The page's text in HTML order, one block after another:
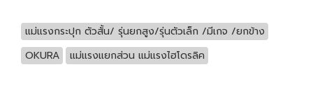
แม่แรงกระปุก ตัวสั้น/ รุ่นยกสูง/รุ่นตัวเล็ก /มีเกจ /ยกข้าง
OKURA
แม่แรงแยกส่วน แม่แรงไฮโดรลิค